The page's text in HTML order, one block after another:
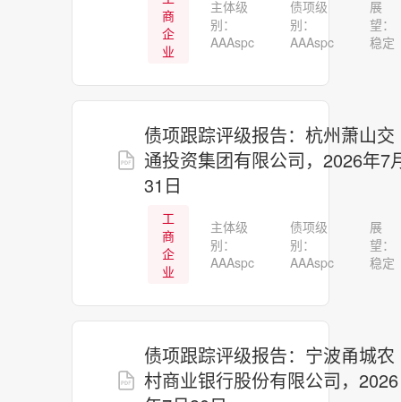
商
企
业
主体级
别：
AAAspc
债项级
别：
AAAspc
展
望：
稳定
债项跟踪评级报告：杭州萧山交
通投资集团有限公司，2026年7
31日
工
商
企
业
主体级
别：
AAAspc
债项级
别：
AAAspc
展
望：
稳定
债项跟踪评级报告：宁波甬城农
村商业银行股份有限公司，2026